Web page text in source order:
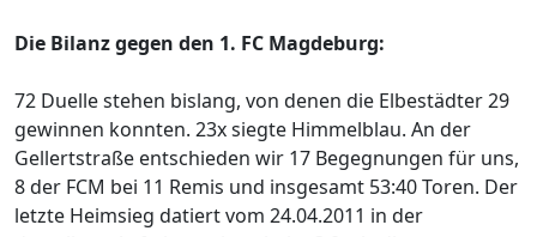
Die Bilanz gegen den 1. FC Magdeburg:
72 Duelle stehen bislang, von denen die Elbestädter 29
gewinnen konnten. 23x siegte Himmelblau. An der
Gellertstraße entschieden wir 17 Begegnungen für uns,
8 der FCM bei 11 Remis und insgesamt 53:40 Toren. Der
letzte Heimsieg datiert vom 24.04.2011 in der